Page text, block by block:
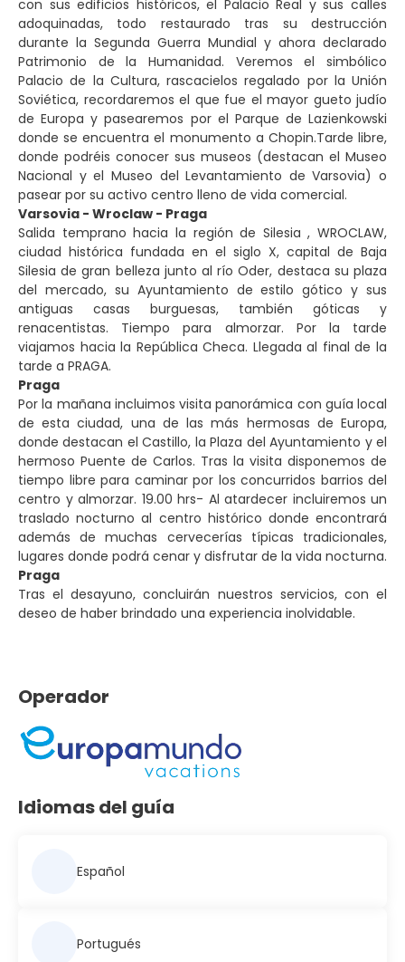
con sus edificios históricos, el Palacio Real y sus calles
adoquinadas, todo restaurado tras su destrucción
durante la Segunda Guerra Mundial y ahora declarado
Patrimonio de la Humanidad. Veremos el simbólico
Palacio de la Cultura, rascacielos regalado por la Unión
Soviética, recordaremos el que fue el mayor gueto judío
de Europa y pasearemos por el Parque de Lazienkowski
donde se encuentra el monumento a Chopin.Tarde libre,
donde podréis conocer sus museos (destacan el Museo
Nacional y el Museo del Levantamiento de Varsovia) o
pasear por su activo centro lleno de vida comercial.
Varsovia - Wroclaw - Praga
Salida temprano hacia la región de Silesia , WROCLAW,
ciudad histórica fundada en el siglo X, capital de Baja
Silesia de gran belleza junto al río Oder, destaca su plaza
del mercado, su Ayuntamiento de estilo gótico y sus
antiguas casas burguesas, también góticas y
renacentistas. Tiempo para almorzar. Por la tarde
viajamos hacia la República Checa. Llegada al final de la
tarde a PRAGA.
Praga
Por la mañana incluimos visita panorámica con guía local
de esta ciudad, una de las más hermosas de Europa,
donde destacan el Castillo, la Plaza del Ayuntamiento y el
hermoso Puente de Carlos. Tras la visita disponemos de
tiempo libre para caminar por los concurridos barrios del
centro y almorzar. 19.00 hrs- Al atardecer incluiremos un
traslado nocturno al centro histórico donde encontrará
además de muchas cervecerías típicas tradicionales,
lugares donde podrá cenar y disfrutar de la vida nocturna.
Praga
Tras el desayuno, concluirán nuestros servicios, con el
deseo de haber brindado una experiencia inolvidable.
Operador
Idiomas del guía
Español
Portugués